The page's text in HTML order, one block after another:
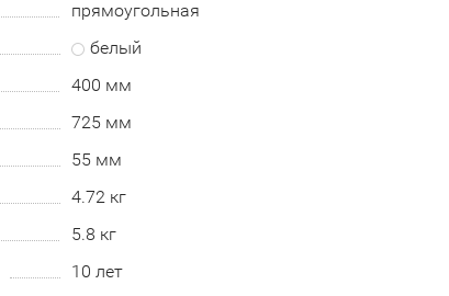
прямоугольная
белый
400 мм
725 мм
55 мм
4.72 кг
5.8 кг
10 лет